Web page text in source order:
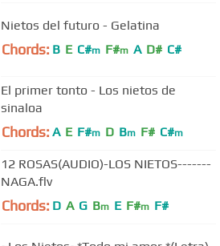
Nietos del futuro - Gelatina
Chords: B E C#m F#m A D# C#
El primer tonto - Los nietos de
sinaloa
Chords: A E F#m D Bm F# C#m
12 ROSAS(AUDIO)-LOS NIETOS-------
NAGA.flv
Chords: D A G Bm E F#m F#